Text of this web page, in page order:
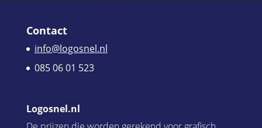
Contact
info@logosnel.nl
085 06 01 523
Logosnel.nl